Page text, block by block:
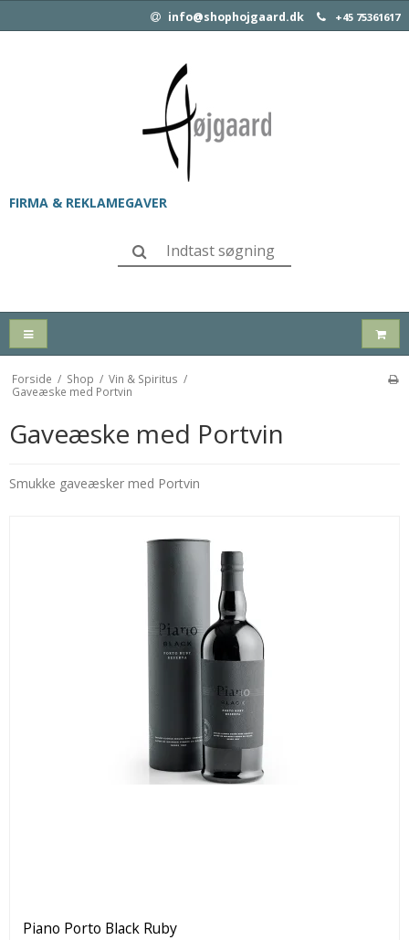
info@shophojgaard.dk +45 75361617
FIRMA & REKLAMEGAVER
Forside / Shop / Vin & Spiritus /
Gaveæske med Portvin
Gaveæske med Portvin
Smukke gaveæsker med Portvin
Piano Porto Black Ruby